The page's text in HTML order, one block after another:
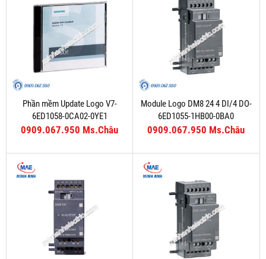
Phần mềm Update Logo V7-
6ED1058-0CA02-0YE1
0909.067.950 Ms.Châu
Module Logo DM8 24 4 DI/4 DO-
6ED1055-1HB00-0BA0
0909.067.950 Ms.Châu